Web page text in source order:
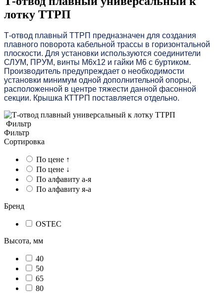
лотку ТТРП
Т-отвод плавный ТТРП предназначен для создания
плавного поворота кабельной трассы в горизонтальной
плоскости. Для установки используются соединители
СЛУМ, ПРУМ, винты М6х12 и гайки М6 с буртиком.
Производитель предупреждает о необходимости
установки минимум одной дополнительной опоры,
расположенной в центре тяжести данной фасонной
секции. Крышка КТТРП поставляется отдельно.
Фильтр
Фильтр
Сортировка
По цене ↑
По цене ↓
По алфавиту а-я
По алфавиту я-а
Бренд
OSTEC
Высота, мм
40
50
65
80